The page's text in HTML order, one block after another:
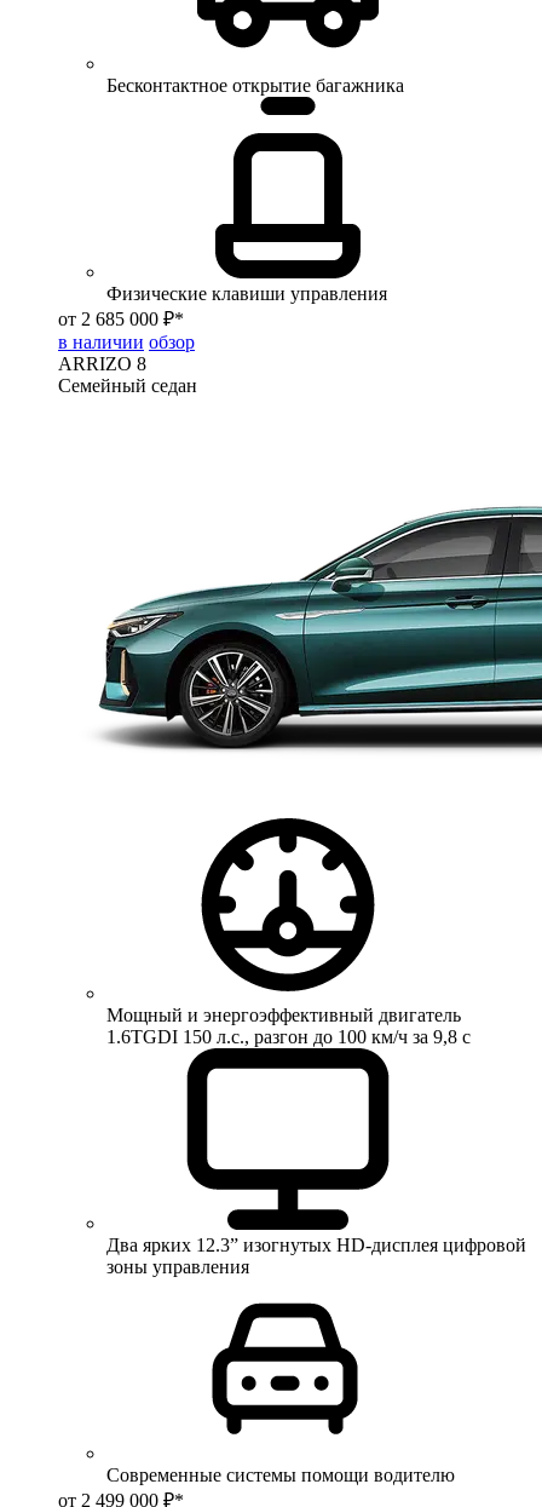
Бесконтактное открытие багажника
Физические клавиши управления
от 2 685 000 ₽*
в наличии обзор
ARRIZO 8
Семейный седан
Мощный и энергоэффективный двигатель
1.6TGDI 150 л.с., разгон до 100 км/ч за 9,8 с
Два ярких 12.3” изогнутых HD-дисплея цифровой
зоны управления
Современные системы помощи водителю
от 2 499 000 ₽*